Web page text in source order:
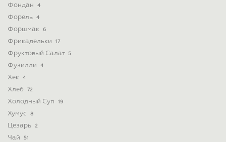
Фондан 4
Форель 4
Форшмак 6
Фрикадельки 17
Фруктовый Салат 5
Фузилли 4
Хек 4
Хлеб 72
Холодный Суп 19
Хумус 8
Цезарь 2
Чай 51